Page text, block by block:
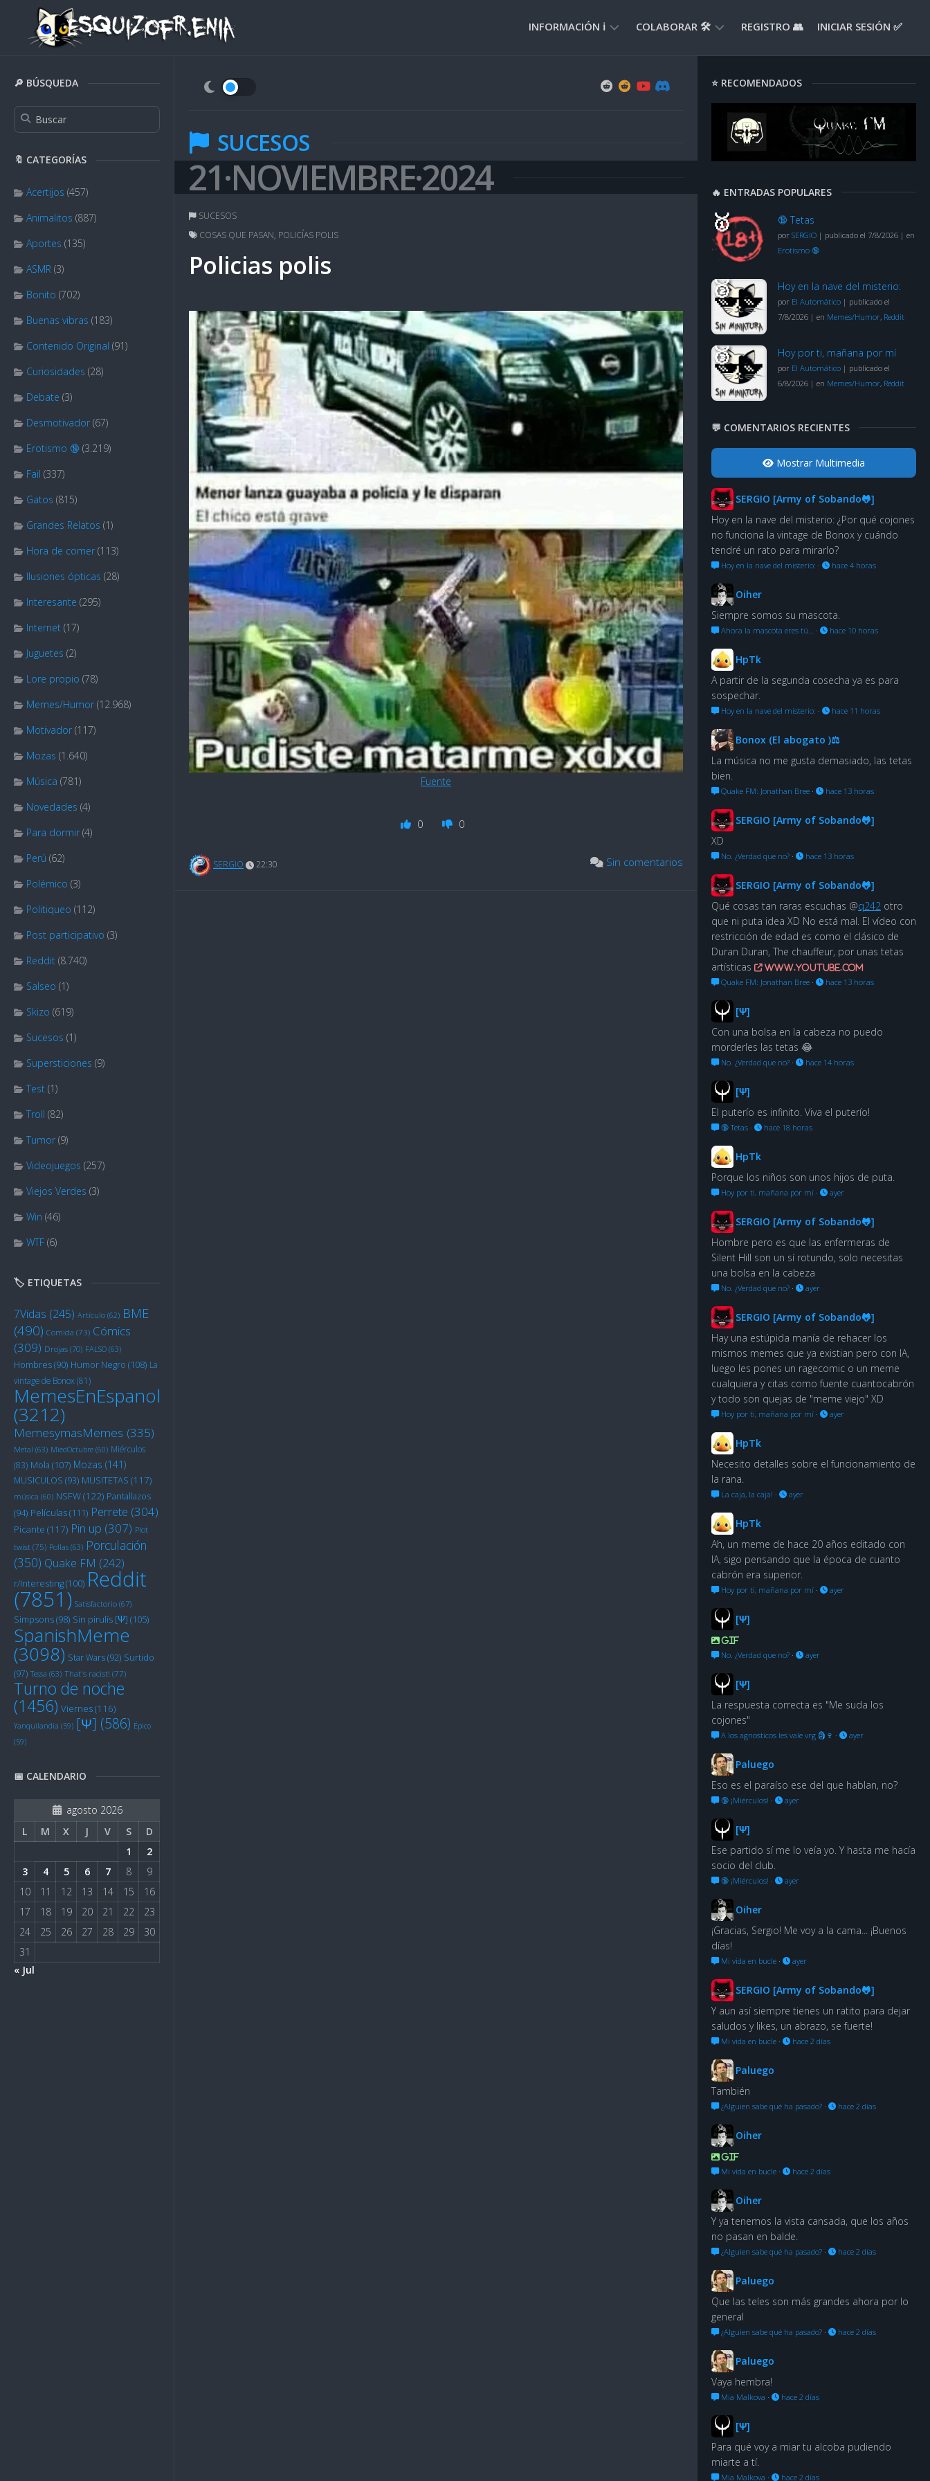
content
INFORMACIÓN ℹ️ COLABORAR 🛠️
APORTE
REGISTRO 👥 INICIAR SESIÓN ✅
🔎 BÚSQUEDA
🔖 CATEGORÍAS
Acertijos (457)
Animalitos (887)
Aportes (135)
ASMR (3)
Bonito (702)
Buenas vibras (183)
Contenido Original (91)
Curiosidades (28)
Debate (3)
Desmotivador (67)
Erotismo 🔞 (3.219)
Fail (337)
Gatos (815)
Grandes Relatos (1)
Hora de comer (113)
Ilusiones ópticas (28)
Interesante (295)
Internet (17)
Juguetes (2)
Lore propio (78)
Memes/Humor (12.968)
Motivador (117)
Mozas (1.640)
Música (781)
Novedades (4)
Para dormir (4)
Perú (62)
Polémico (3)
Politiqueo (112)
Post participativo (3)
Reddit (8.740)
Salseo (1)
Skizo (619)
Sucesos (1)
Supersticiones (9)
Test (1)
Troll (82)
Tumor (9)
Videojuegos (257)
Viejos Verdes (3)
Win (46)
WTF (6)
🏷️ ETIQUETAS
7Vidas (245) Artículo (62) BME
(490) Comida (73) Cómics
(309) Drojas (70) FALSO (63)
Hombres(90) Humor Negro (108) La
vintage de Bonox(81)
MemesEnEspanol
(3212)
MemesymasMemes (335)
Metal (63) MiedOctubre (60) Miérculos
(83) Mola (107) Mozas (141)
MUSICULOS (93) MUSITETAS (117)
música (60) NSFW(122) Pantallazos
(94) Películas(111) Perrete (304)
Picante (117) Pin up (307) Plot
twist (75) Pollas (63) Porculación
(350) Quake FM (242)
r/Interesting(100) Reddit
(7851) Satisfactorio (67)
Simpsons(98) Sin pirulís [Ψ] (105)
SpanishMeme
(3098) Star Wars(92) Surtido
(97) Tessa (63) That's racist! (77)
Turno de noche
(1456) Viernes(116)
Yanquilandia (59) [Ψ] (586) Épico
(59)
📅 CALENDARIO
agosto 2026
L
M X J V S
D
1
2
3
4 5 6 7 8
9
10
11 12 13 14 15
16
17
18 19 20 21 22
23
24
25 26 27 28 29
30
31
« Jul
SUCESOS
21·NOVIEMBRE·2024
SUCESOS
COSAS QUE PASAN, POLICÍAS POLIS
Policias polis
Fuente
0 0
SERGIO 22:30 Sin comentarios
⭐ RECOMENDADOS
🔥 ENTRADAS POPULARES
🔞 Tetas
por SERGIO | publicado el 7/8/2026 | en
Erotismo 🔞
Hoy en la nave del misterio:
por El Automático | publicado el
7/8/2026 | en Memes/Humor, Reddit
Hoy por ti, mañana por mí
por El Automático | publicado el
6/8/2026 | en Memes/Humor, Reddit
💬 COMENTARIOS RECIENTES
Mostrar Multimedia
SERGIO [Army of Sobando🐸]
Hoy en la nave del misterio: ¿Por qué cojones
no funciona la vintage de Bonox y cuándo
tendré un rato para mirarlo?
Hoy en la nave del misterio: · hace 4 horas
Oiher
Siempre somos su mascota.
Ahora la mascota eres tú… · hace 10 horas
HpTk
A partir de la segunda cosecha ya es para
sospechar.
Hoy en la nave del misterio: · hace 11 horas
Bonox (El abogato )⚖
La música no me gusta demasiado, las tetas
bien.
Quake FM: Jonathan Bree · hace 13 horas
SERGIO [Army of Sobando🐸]
XD
No. ¿Verdad que no? · hace 13 horas
SERGIO [Army of Sobando🐸]
Qué cosas tan raras escuchas @q242 otro
que ni puta idea XD No está mal. El vídeo con
restricción de edad es como el clásico de
Duran Duran, The chauffeur, por unas tetas
artísticas
www.youtube.com
Quake FM: Jonathan Bree · hace 13 horas
[Ψ]
Con una bolsa en la cabeza no puedo
morderles las tetas 😂
No. ¿Verdad que no? · hace 14 horas
[Ψ]
El puterío es infinito. Viva el puterío!
🔞 Tetas · hace 18 horas
HpTk
Porque los niños son unos hijos de puta.
Hoy por ti, mañana por mí · ayer
SERGIO [Army of Sobando🐸]
Hombre pero es que las enfermeras de
Silent Hill son un sí rotundo, solo necesitas
una bolsa en la cabeza
No. ¿Verdad que no? · ayer
SERGIO [Army of Sobando🐸]
Hay una estúpida manía de rehacer los
mismos memes que ya existian pero con IA,
luego les pones un ragecomic o un meme
cualquiera y citas como fuente cuantocabrón
y todo son quejas de "meme viejo" XD
Hoy por ti, mañana por mí · ayer
HpTk
Necesito detalles sobre el funcionamiento de
la rana.
La caja, la caja! · ayer
HpTk
Ah, un meme de hace 20 años editado con
IA, sigo pensando que la época de cuanto
cabrón era superior.
Hoy por ti, mañana por mí · ayer
[Ψ]
GIF
No. ¿Verdad que no? · ayer
[Ψ]
La respuesta correcta es "Me suda los
cojones"
A los agnosticos les vale vrg 🗿🍷 · ayer
Paluego
Eso es el paraíso ese del que hablan, no?
🔞 ¡Miérculos! · ayer
[Ψ]
Ese partido sí me lo veía yo. Y hasta me hacía
socio del club.
🔞 ¡Miérculos! · ayer
Oiher
¡Gracias, Sergio! Me voy a la cama... ¡Buenos
días!
Mi vida en bucle · ayer
SERGIO [Army of Sobando🐸]
Y aun así siempre tienes un ratito para dejar
saludos y likes, un abrazo, se fuerte!
Mi vida en bucle · hace 2 días
Paluego
También
¿Alguien sabe qué ha pasado? · hace 2 días
Oiher
GIF
Mi vida en bucle · hace 2 días
Oiher
Y ya tenemos la vista cansada, que los años
no pasan en balde.
¿Alguien sabe qué ha pasado? · hace 2 días
Paluego
Que las teles son más grandes ahora por lo
general
¿Alguien sabe qué ha pasado? · hace 2 días
Paluego
Vaya hembra!
Mia Malkova · hace 2 días
[Ψ]
Para qué voy a miar tu alcoba pudiendo
miarte a tí.
Mia Malkova · hace 2 días